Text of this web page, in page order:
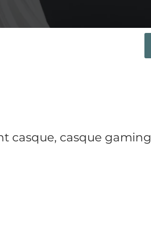
casque, casque gaming